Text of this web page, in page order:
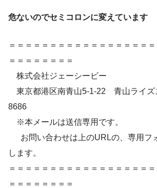
危ないのでセミコロンに変えています
＝＝＝＝＝＝＝＝＝＝＝＝＝＝＝＝＝
＝＝＝＝＝＝＝＝
株式会社ジェーシービー
東京都港区南青山5-1-22 青山ライ
8686
※本メールは送信専用です。
お問い合わせは上のURLの、専用フ
します。
＝＝＝＝＝＝＝＝＝＝＝＝＝＝＝＝＝
＝＝＝＝＝＝＝＝